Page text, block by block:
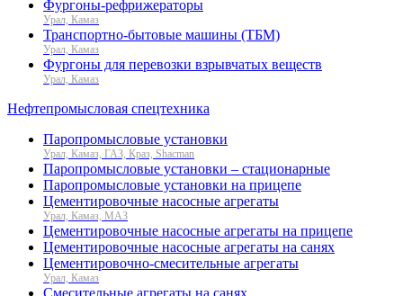
Фургоны-рефрижераторы
Урал, Камаз
Транспортно-бытовые машины (ТБМ)
Урал, Камаз
Фургоны для перевозки взрывчатых веществ
Урал, Камаз
Нефтепромысловая спецтехника
Паропромысловые установки
Урал, Камаз, ГАЗ, Краз, Shacman
Паропромысловые установки – стационарные
Паропромысловые установки на прицепе
Цементировочные насосные агрегаты
Урал, Камаз, МАЗ
Цементировочные насосные агрегаты на прицепе
Цементировочные насосные агрегаты на санях
Цементировочно-смесительные агрегаты
Урал, Камаз
Смесительные агрегаты на санях